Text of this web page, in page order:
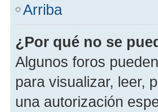
Arriba
¿Por qué no se
Algunos foros
para visualizar, leer,
una autorización